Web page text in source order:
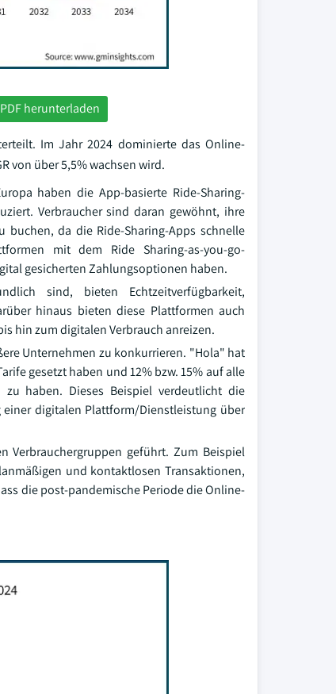
herunterladen
Im Jahr 2024 dominierte das Online-
von über 5,5% wachsen wird.
haben die App-basierte Ride-Sharing-
Verbraucher sind daran gewöhnt, ihre
da die Ride-Sharing-Apps schnelle
mit dem Ride Sharing-as-you-go-
gesicherten Zahlungsoptionen haben.
sind, bieten Echtzeitverfügbarkeit,
hinaus bieten diese Plattformen auch
hin zum digitalen Verbrauch anreizen.
Unternehmen zu konkurrieren. "Hola" hat
gesetzt haben und 12% bzw. 15% auf alle
haben. Dieses Beispiel verdeutlicht die
digitalen Plattform/Dienstleistung über
Verbrauchergruppen geführt. Zum Beispiel
und kontaktlosen Transaktionen,
die post-pandemische Periode die Online-